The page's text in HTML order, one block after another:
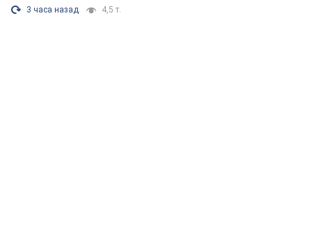
3 часа назад 4,5 т.